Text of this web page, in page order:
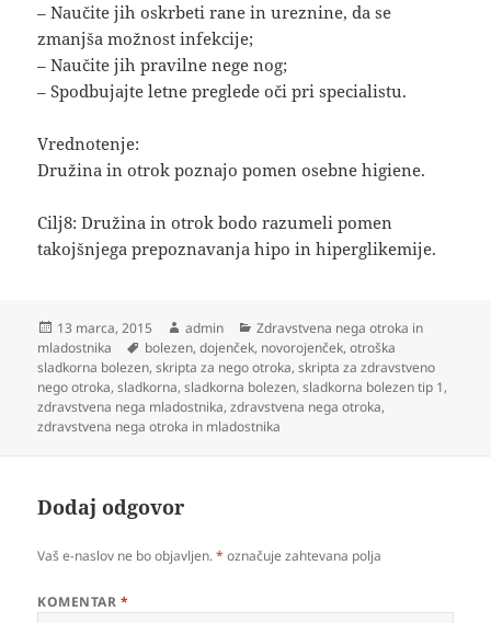
– Naučite jih oskrbeti rane in ureznine, da se
zmanjša možnost infekcije;
– Naučite jih pravilne nege nog;
– Spodbujajte letne preglede oči pri specialistu.
Vrednotenje:
Družina in otrok poznajo pomen osebne higiene.
Cilj8: Družina in otrok bodo razumeli pomen
takojšnjega prepoznavanja hipo in hiperglikemije.
Objavljeno
dne
13 marca, 2015 Avtor
admin Kategorije
Zdravstvena nega otroka in
mladostnika
Oznake
bolezen,dojenček, novorojenček,otroška
sladkorna bolezen,skripta za nego otroka,skripta za zdravstveno
nego otroka,sladkorna,sladkorna bolezen,sladkorna bolezen tip 1,
zdravstvena nega mladostnika,zdravstvena nega otroka,
zdravstvena nega otroka in mladostnika
Dodaj odgovor
Vaš e-naslov ne bo objavljen. * označuje zahtevana polja
KOMENTAR *